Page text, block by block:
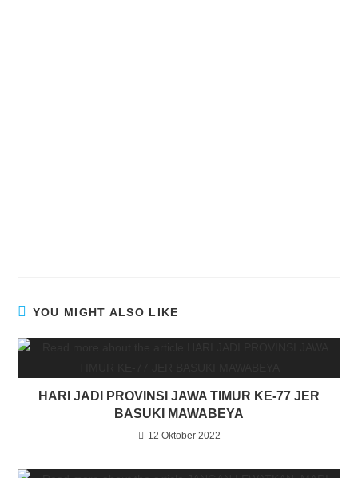
YOU MIGHT ALSO LIKE
HARI JADI PROVINSI JAWA TIMUR KE-77 JER
BASUKI MAWABEYA
12 Oktober 2022